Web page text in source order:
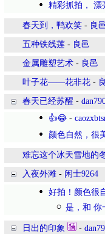
精彩抓拍， 漂
春天到，鸭欢笑 - 良
五种铁线莲 - 良邑
金属雕塑艺术 - 良邑
叶子花——花非花 -
春天已经苏醒 -
👍😂 -
颜色自然，很
难忘这个冰天雪地的
入夜外滩 - 闲士9264
好拍！颜色很
是，和 你
日出的印象 -